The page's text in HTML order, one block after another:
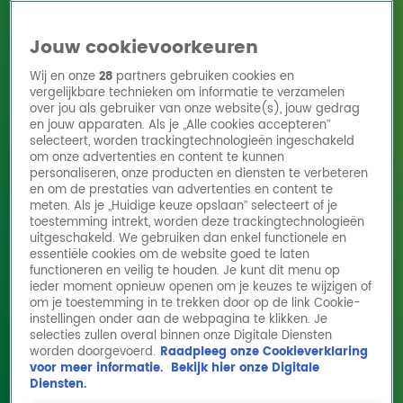
HomeActiesRadioshows DJ'sRadio 10 zendersHitlijsten
Radio luisteren
Volg Radio 10
Zoeken
HomeOnline Radio LuisterenActiesShowsAlle zenders
Eva wint de vierde ronde
van De Lach van Tien
9 mei 2022, 10:25
Eva wint de vierde ronde van De Lach van Tien
Jouw cookievoorkeuren
Wij en onze28 partners gebruiken cookies en
vergelijkbare technieken om informatie te verzamelen
over jou als gebruiker van onze website(s), jouw gedrag
en jouw apparaten. Als je „Alle cookies accepteren”
selecteert, worden trackingtechnologieën ingeschakeld
om onze advertenties en content te kunnen
personaliseren, onze producten en diensten te verbeteren
en om de prestaties van advertenties en content te
meten. Als je „Huidige keuze opslaan” selecteert of je
toestemming intrekt, worden deze trackingtechnologieën
uitgeschakeld. We gebruiken dan enkel functionele en
essentiële cookies om de website goed te laten
functioneren en veilig te houden. Je kunt dit menu op
ieder moment opnieuw openen om je keuzes te wijzigen of
om je toestemming in te trekken door op de link Cookie-
instellingen onder aan de webpagina te klikken. Je
selecties zullen overal binnen onze Digitale Diensten
worden doorgevoerd. Raadpleeg onze Cookieverklaring
voor meer informatie. Bekijk hier onze Digitale
Diensten.